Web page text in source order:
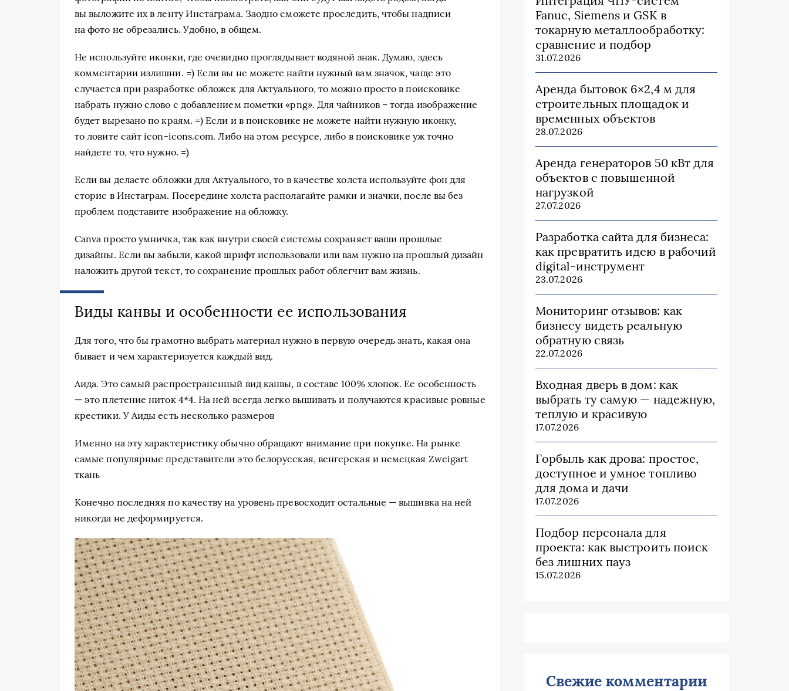
вы выложите их в ленту Инстаграма. Заодно сможете проследить, чтобы надписи
на фото не обрезались. Удобно, в общем.
Не используйте иконки, где очевидно проглядывает водяной знак. Думаю, здесь
комментарии излишни. =) Если вы не можете найти нужный вам значок, чаще это
случается при разработке обложек для Актуального, то можно просто в поисковике
набрать нужно слово с добавлением пометки «png». Для чайников – тогда изображение
будет вырезано по краям. =) Если и в поисковике не можете найти нужную иконку,
то ловите сайт icon-icons.com. Либо на этом ресурсе, либо в поисковике уж точно
найдете то, что нужно. =)
Если вы делаете обложки для Актуального, то в качестве холста используйте фон для
сторис в Инстаграм. Посередине холста располагайте рамки и значки, после вы без
проблем подставите изображение на обложку.
Canva просто умничка, так как внутри своей системы сохраняет ваши прошлые
дизайны. Если вы забыли, какой шрифт использовали или вам нужно на прошлый дизайн
наложить другой текст, то сохранение прошлых работ облегчит вам жизнь.
Виды канвы и особенности ее использования
Для того, что бы грамотно выбрать материал нужно в первую очередь знать, какая она
бывает и чем характеризуется каждый вид.
Аида. Это самый распространенный вид канвы, в составе 100% хлопок. Ее особенность
— это плетение ниток 4*4. На ней всегда легко вышивать и получаются красивые ровные
крестики. У Аиды есть несколько размеров
Именно на эту характеристику обычно обращают внимание при покупке. На рынке
самые популярные представители это белорусская, венгерская и немецкая Zweigart
ткань
Конечно последняя по качеству на уровень превосходит остальные — вышивка на ней
никогда не деформируется.
Fanuc, Siemens и GSK в
токарную металлообработку:
сравнение и подбор
31.07.2026
Аренда бытовок 6×2,4 м для
строительных площадок и
временных объектов
28.07.2026
Аренда генераторов 50 кВт для
объектов с повышенной
нагрузкой
27.07.2026
Разработка сайта для бизнеса:
как превратить идею в рабочий
digital-инструмент
23.07.2026
Мониторинг отзывов: как
бизнесу видеть реальную
обратную связь
22.07.2026
Входная дверь в дом: как
выбрать ту самую — надежную,
теплую и красивую
17.07.2026
Горбыль как дрова: простое,
доступное и умное топливо
для дома и дачи
17.07.2026
Подбор персонала для
проекта: как выстроить поиск
без лишних пауз
15.07.2026
Свежие комментарии